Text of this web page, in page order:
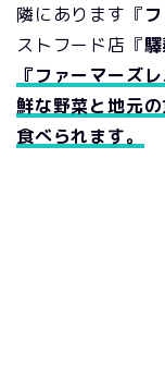
隣にあります『
ストフード店『
『ファーマーズ
鮮な野菜と地元
食べられます。